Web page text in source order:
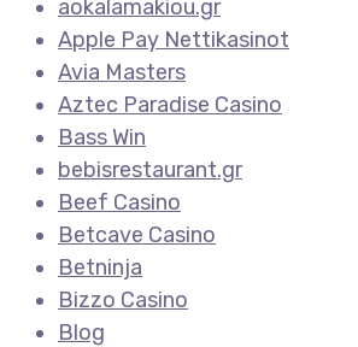
aokalamakiou.gr
Apple Pay Nettikasinot
Avia Masters
Aztec Paradise Casino
Bass Win
bebisrestaurant.gr
Beef Casino
Betcave Casino
Betninja
Bizzo Casino
Blog